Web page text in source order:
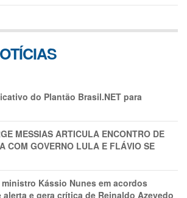
do Plantão Brasil.NET para
MESSIAS ARTICULA ENCONTRO DE
COM GOVERNO LULA E FLÁVIO SE
Kássio Nunes em acordos
e gera crítica de Reinaldo Azevedo